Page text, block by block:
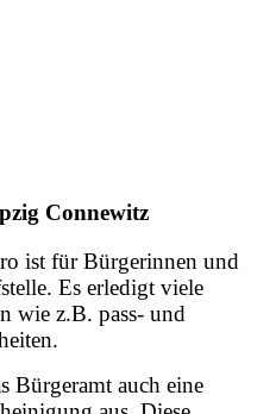
Connewitz
ist für Bürgerinnen und
Es erledigt viele
wie z.B. pass- und
Bürgeramt auch eine